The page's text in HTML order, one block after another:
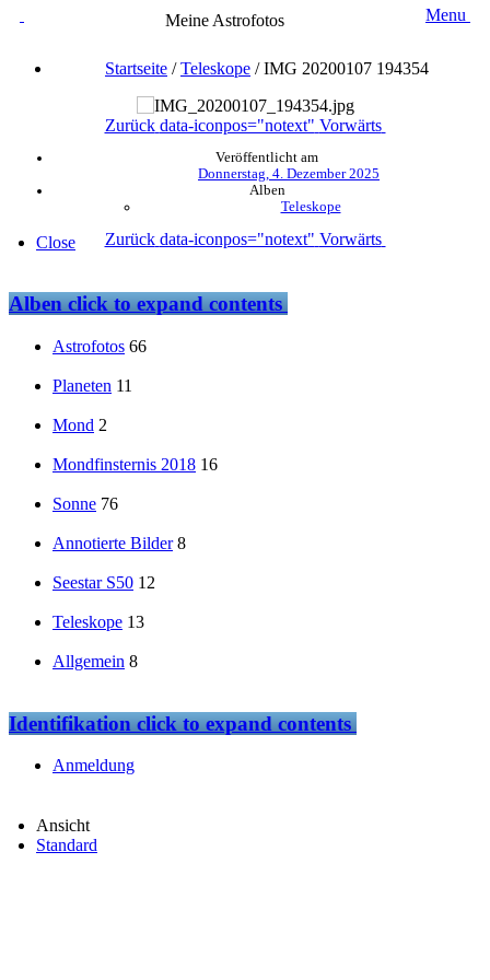
Meine Astrofotos Menu
Startseite /Teleskope /IMG 20200107 194354
Zurück data-iconpos="notext" Vorwärts
Veröffentlicht am
Donnerstag, 4. Dezember 2025
Alben
Teleskope
Zurück data-iconpos="notext" Vorwärts
Close
Albenclick to expand contents
Astrofotos 66
Planeten 11
Mond 2
Mondfinsternis 2018 16
Sonne 76
Annotierte Bilder 8
Seestar S50 12
Teleskope 13
Allgemein 8
Identifikationclick to expand contents
Anmeldung
Ansicht
Standard